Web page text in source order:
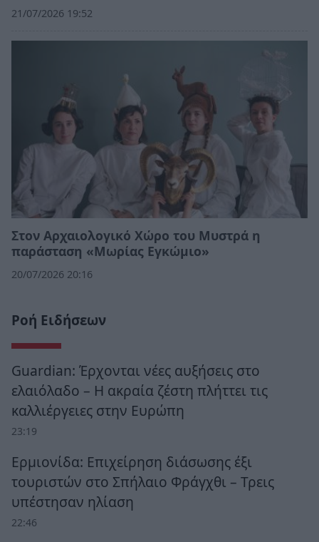
21/07/2026 19:52
Στον Αρχαιολογικό Χώρο του Μυστρά η
παράσταση «Μωρίας Εγκώμιο»
20/07/2026 20:16
Ροή Ειδήσεων
Guardian: Έρχονται νέες αυξήσεις στο
ελαιόλαδο – Η ακραία ζέστη πλήττει τις
καλλιέργειες στην Ευρώπη
23:19
Ερμιονίδα: Επιχείρηση διάσωσης έξι
τουριστών στο Σπήλαιο Φράγχθι – Τρεις
υπέστησαν ηλίαση
22:46